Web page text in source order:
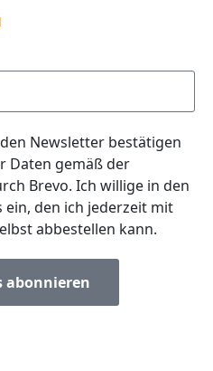
Newsletter bestätigen
Daten gemäß der
Brevo. Ich willige in den
ein, den ich jederzeit mit
abbestellen kann.
abonnieren